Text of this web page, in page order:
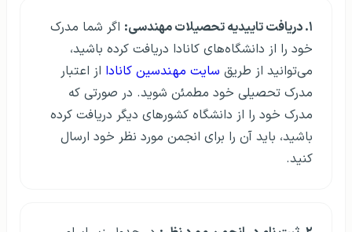
۱. دریافت تاییدیه تحصیلات مهندسی:
اگر شما مدرک
خود را از دانشگاه‌های کانادا دریافت کرده باشید،
می‌توانید از طریق سایت مهندسین کانادا از اعتبار
مدرک تحصیلی خود مطمئن شوید. در صورتی که
مدرک خود را از دانشگاه کشورهای دیگر دریافت کرده
باشید، باید آن را برای انجمن مورد نظر خود ارسال
کنید.